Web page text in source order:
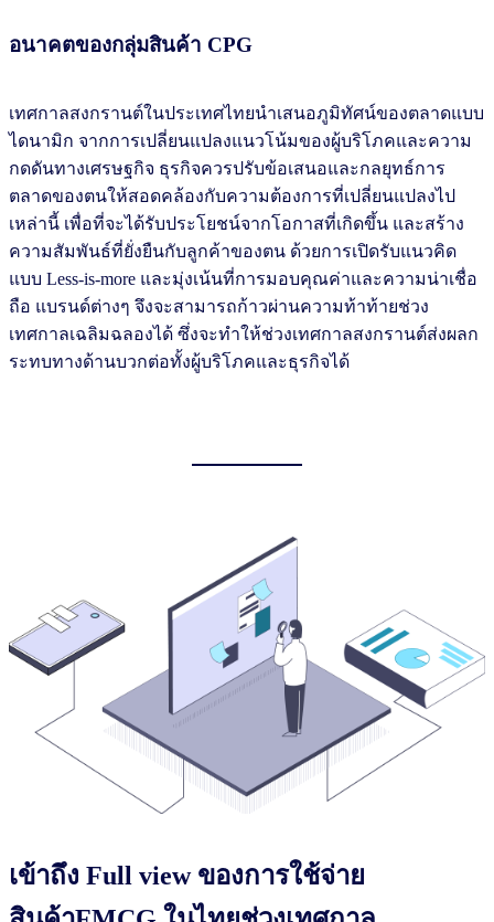
อนาคตของกลุ่มสินค้า CPG
เทศกาลสงกรานต์ในประเทศไทยนำเสนอภูมิทัศน์ของตลาดแบบ
ไดนามิก จากการเปลี่ยนแปลงแนวโน้มของผู้บริโภคและความ
กดดันทางเศรษฐกิจ ธุรกิจควรปรับข้อเสนอและกลยุทธ์การ
ตลาดของตนให้สอดคล้องกับความต้องการที่เปลี่ยนแปลงไป
เหล่านี้ เพื่อที่จะได้รับประโยชน์จากโอกาสที่เกิดขึ้น และสร้าง
ความสัมพันธ์ที่ยั่งยืนกับลูกค้าของตน ด้วยการเปิดรับแนวคิด
แบบ Less-is-more และมุ่งเน้นที่การมอบคุณค่าและความน่าเชื่อ
ถือ แบรนด์ต่างๆ จึงจะสามารถก้าวผ่านความท้าท้ายช่วง
เทศกาลเฉลิมฉลองได้ ซึ่งจะทำให้ช่วงเทศกาลสงกรานต์ส่งผลก
ระทบทางด้านบวกต่อทั้งผู้บริโภคและธุรกิจได้
เข้าถึง Full view ของการใช้จ่าย